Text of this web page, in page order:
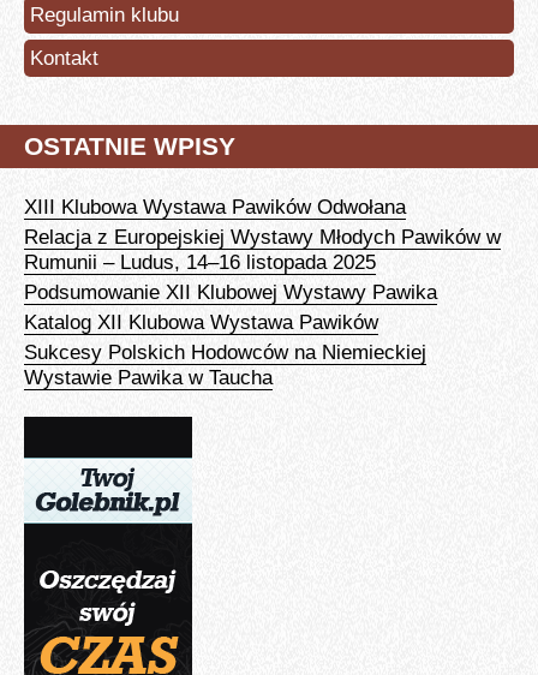
Regulamin klubu
Kontakt
OSTATNIE WPISY
XIII Klubowa Wystawa Pawików Odwołana
Relacja z Europejskiej Wystawy Młodych Pawików w
Rumunii – Ludus, 14–16 listopada 2025
Podsumowanie XII Klubowej Wystawy Pawika
Katalog XII Klubowa Wystawa Pawików
Sukcesy Polskich Hodowców na Niemieckiej
Wystawie Pawika w Taucha